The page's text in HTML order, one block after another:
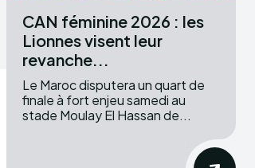
CAN féminine 2026 : les
Lionnes visent leur
revanche...
Le Maroc disputera un quart de
finale à fort enjeu samedi au
stade Moulay El Hassan de...